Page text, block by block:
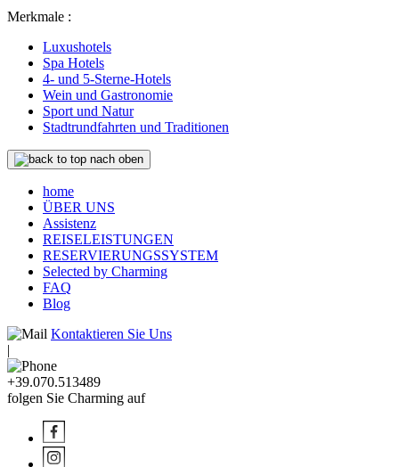
Merkmale :
Luxushotels
Spa Hotels
4- und 5-Sterne-Hotels
Wein und Gastronomie
Sport und Natur
Stadtrundfahrten und Traditionen
nach oben
home
ÜBER UNS
Assistenz
REISELEISTUNGEN
RESERVIERUNGSSYSTEM
Selected by Charming
FAQ
Blog
Kontaktieren Sie Uns
|
+39.070.513489
folgen Sie Charming auf